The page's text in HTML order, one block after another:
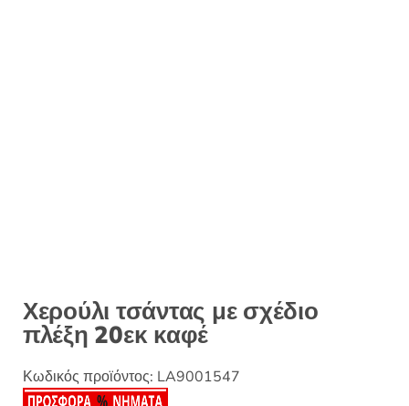
Χερούλι τσάντας με σχέδιο
πλέξη 20εκ καφέ
Κωδικός προϊόντος: LA9001547